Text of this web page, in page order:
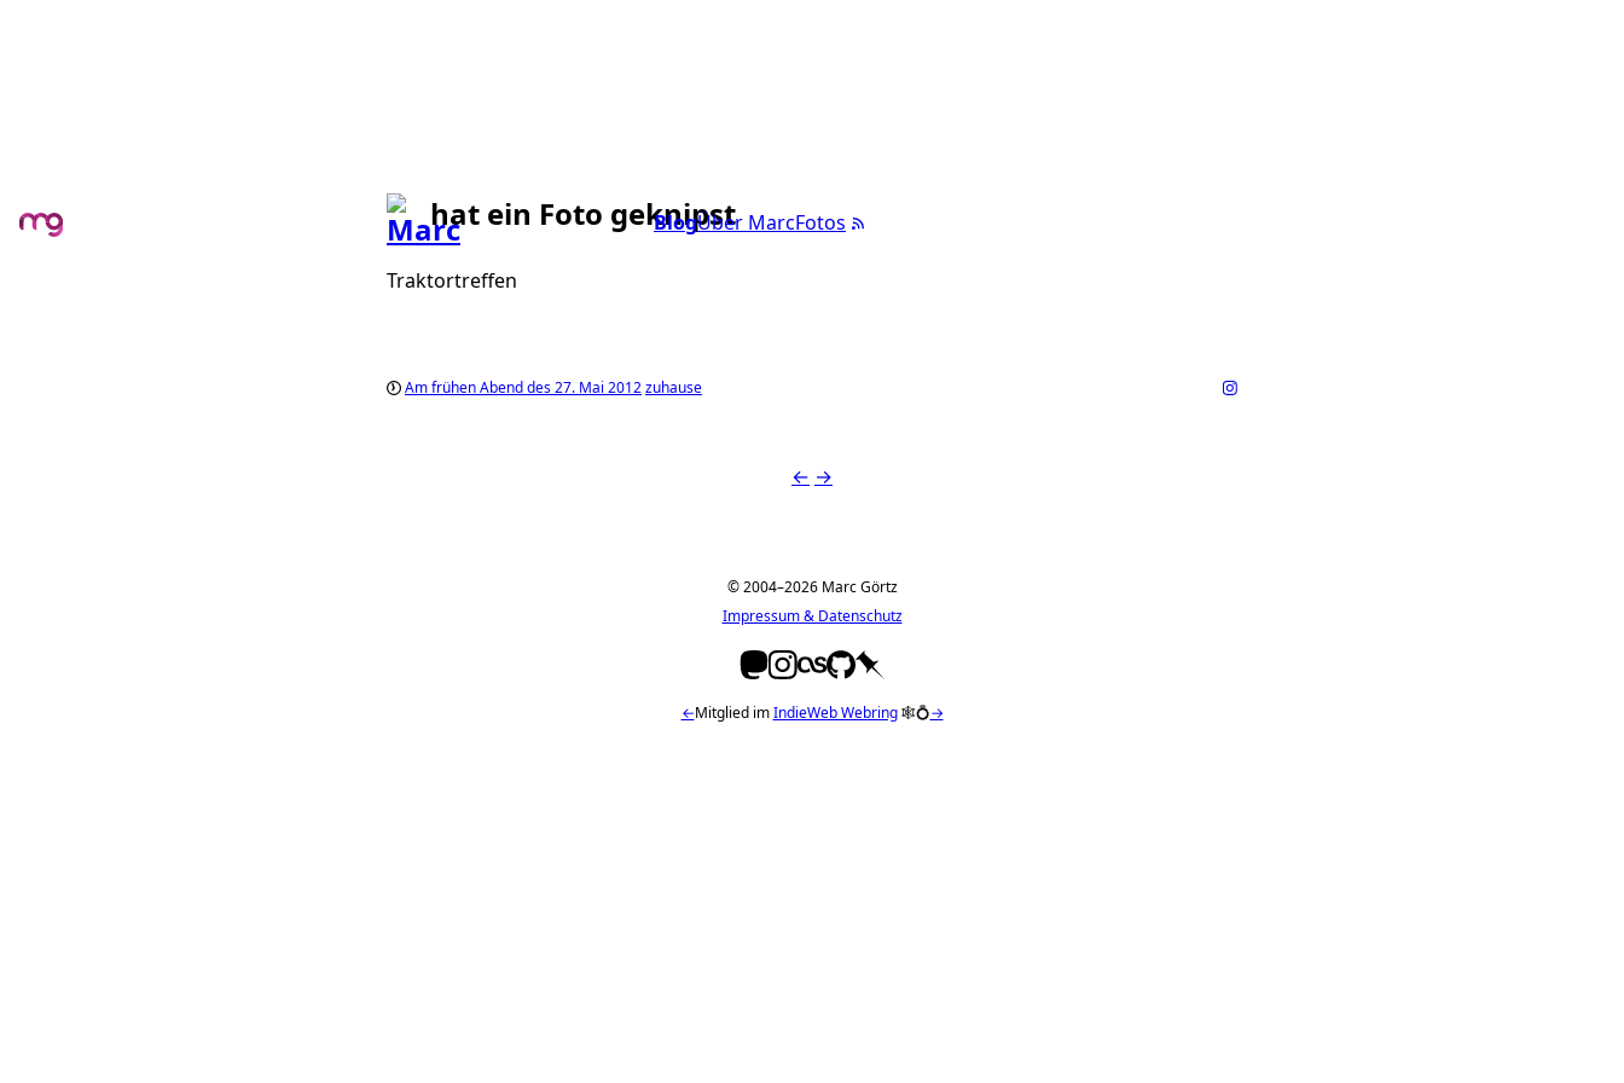
BlogÜber MarcFotos
hat ein Foto geknipst
Traktortreffen
Am frühen Abend des 27. Mai 2012zuhause
← →
© 2004–2026 Marc Görtz
Impressum & Datenschutz
←Mitglied imIndieWeb Webring🕸💍→